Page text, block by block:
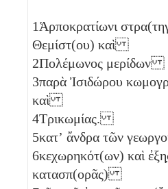
1Ἁρποκρατίωνι
Θεμίστ(ου) καὶ
2Πολέμωνος μερίδων
3παρὰ Ἰσιδώρου
καὶ
4Τρικωμίας.
5κατʼ ἄνδρα τῶν
6κεχωρηκότ(ων) καὶ
κατασπ(ορᾶς)